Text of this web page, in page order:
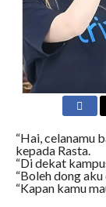
“Hai, celanamu
kepada Rasta.
“Di dekat
“Boleh dong
“Kapan kamu